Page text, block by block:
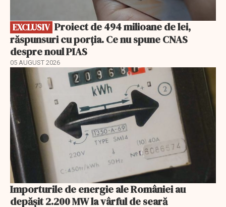
EXCLUSIV
răspunsuri cu porția. Ce nu spune CNAS
despre noul PIAS
05 AUGUST 2026
Importurile de energie ale României au
depășit 2.200 MW la vârful de seară